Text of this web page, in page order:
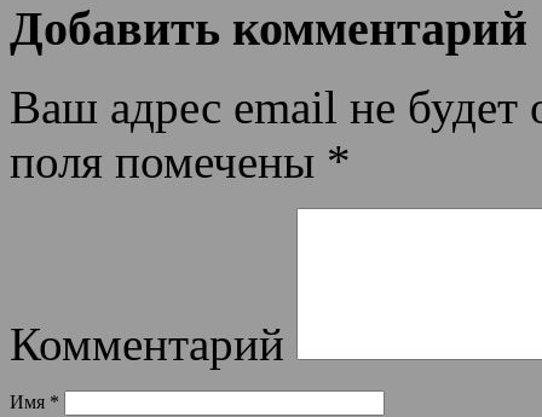
Добавить комментарий
Ваш адрес email не будет
поля помечены *
Комментарий
Имя *